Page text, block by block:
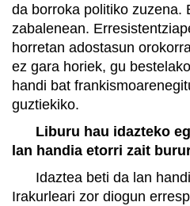
da borroka politiko zuzena.
zabalenean.
horretan adostasun
ez gara horiek, gu
handi bat
guztiekiko.
Liburu hau idazteko
lan handia etorri zait
Idaztea beti da lan
Irakurleari zor diogun